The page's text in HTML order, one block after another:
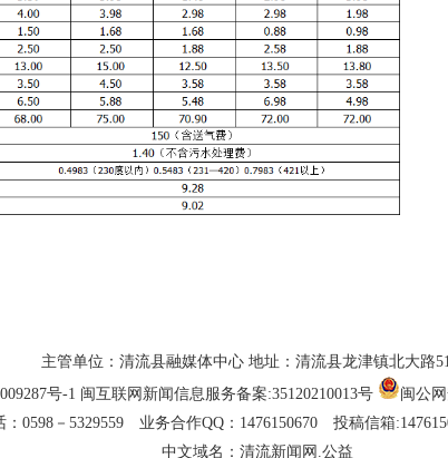
主管单位：清流县融媒体中心 地址：清流县龙津镇北大路
号-1 闽互联网新闻信息服务备案:35120210013号
闽公
：0598－5329559 业务合作QQ：1476150670 投稿信箱
中文域名：清流新闻网.公益